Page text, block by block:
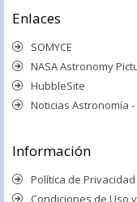
Enlaces
SOMYCE
NASA Astronomy
HubbleSite
Noticias Astronomía -
Información
Política de
Condiciones de Uso